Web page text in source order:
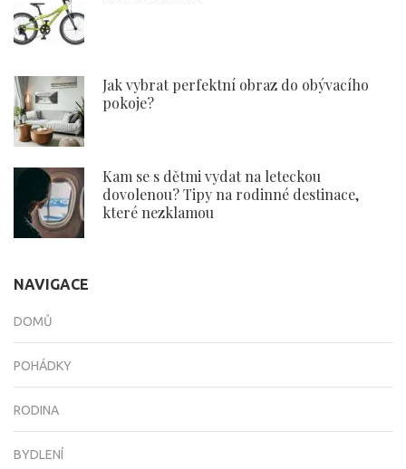
Jak vybrat perfektní obraz do obývacího
pokoje?
Kam se s dětmi vydat na leteckou
dovolenou? Tipy na rodinné destinace,
které nezklamou
NAVIGACE
DOMŮ
POHÁDKY
RODINA
BYDLENÍ